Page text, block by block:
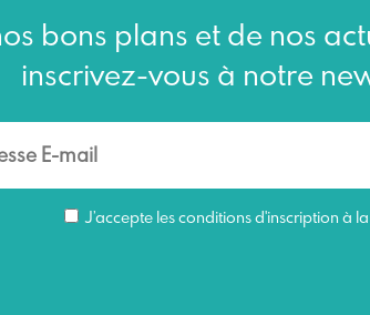
bons plans et de nos
inscrivez-vous à notre
J’accepte les conditions d'inscription à